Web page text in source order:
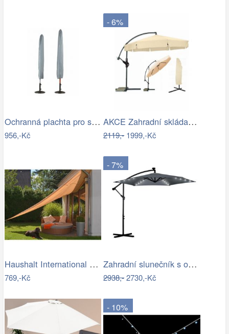
Ochranná plachta pro slunečníky - GD
956,-Kč
- 6%
AKCE Zahradní skládací slunečník LEVI…
2119,-1999,-Kč
Haushalt International Stínící…
769,-Kč
- 7%
Zahradní slunečník s osvětlením PL-882,…
2938,-2730,-Kč
- 10%